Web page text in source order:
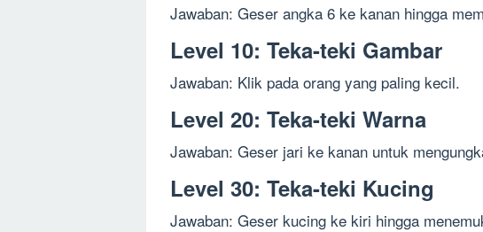
Jawaban: Geser angka 6 ke kanan hingga
Level 10: Teka-teki Gambar
Jawaban: Klik pada orang yang paling kecil.
Level 20: Teka-teki Warna
Jawaban: Geser jari ke kanan untuk
Level 30: Teka-teki Kucing
Jawaban: Geser kucing ke kiri hingga